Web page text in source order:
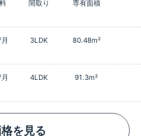
間取り
専有面積
3LDK
80.48m²
4LDK
91.3m²
を見る